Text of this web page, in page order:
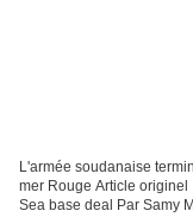
L'armée soudanaise
mer Rouge Article
Sea base deal Par Samy